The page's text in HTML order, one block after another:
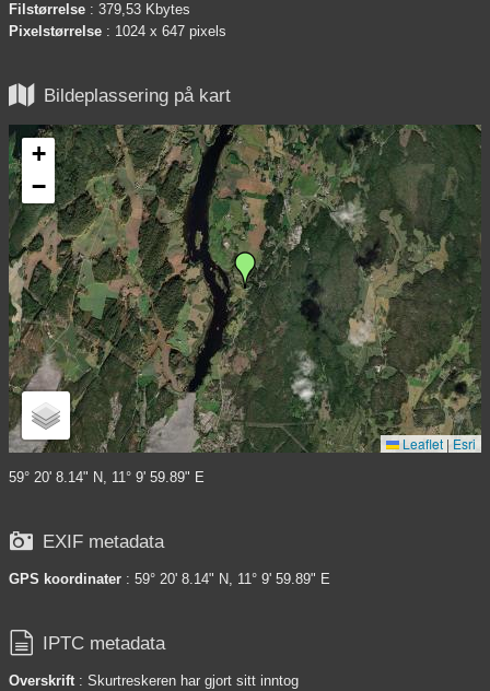
Filstørrelse : 379,53 Kbytes
Pixelstørrelse : 1024 x 647 pixels
 Bildeplassering på kart
+
−
Leaflet | Esri
59° 20' 8.14" N, 11° 9' 59.89" E
 EXIF metadata
GPS koordinater : 59° 20' 8.14" N, 11° 9' 59.89" E
 IPTC metadata
Overskrift: Skurtreskeren har gjort sitt inntog